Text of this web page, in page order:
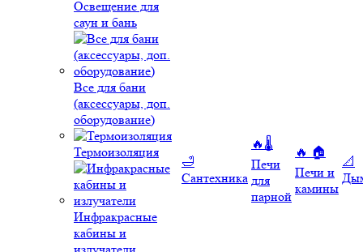
Освещение для
саун и бань
Все для бани
(аксессуары, доп.
оборудование)
Термоизоляция
Инфракрасные
кабины и
🛁
Сантехника
🔥🌡️
Печи
для
парной
🔥 🏠
Печи и
камины
📐